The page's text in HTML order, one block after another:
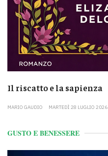
Il riscatto e la sapienza
MARIO GAUDIO MARTEDÌ 28 LUGLIO 2026
GUSTO E BENESSERE